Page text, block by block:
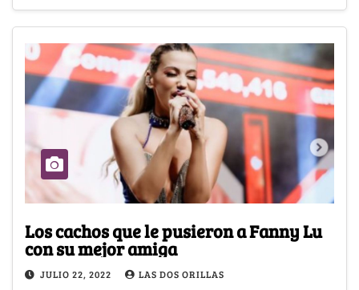
Los cachos que le pusieron a Fanny Lu
con su mejor amiga
JULIO 22, 2022 LAS DOS ORILLAS